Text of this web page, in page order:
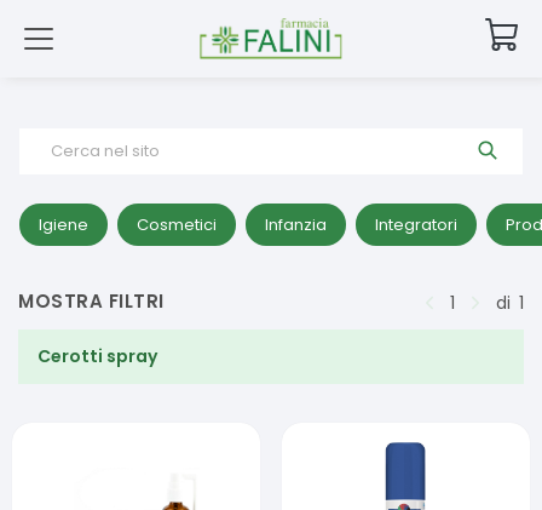
Cerca nel sito
Igiene Cosmetici Infanzia Integratori
MOSTRA FILTRI 1 di 1
Cerotti spray